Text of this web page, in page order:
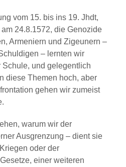
vom 15. bis ins 19. Jhdt,
24.8.1572, die Genozide
Armeniern und Zigeunern –
– lernten wir
Schule, und gelegentlich
diese Themen hoch, aber
gehen wir zumeist
warum wir der
Ausgrenzung – dient sie
oder der
einer weiteren